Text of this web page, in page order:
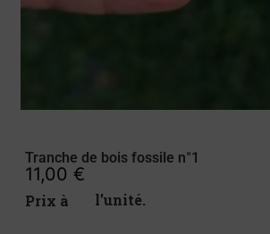
Tranche de bois fossile n°1
11,00 €
Prix à l’unité.